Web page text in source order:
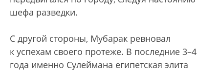
шефа разведки.
С другой стороны, Мубарак ревновал
к успехам своего протеже. В последние 3–4
года именно Сулеймана египетская элита